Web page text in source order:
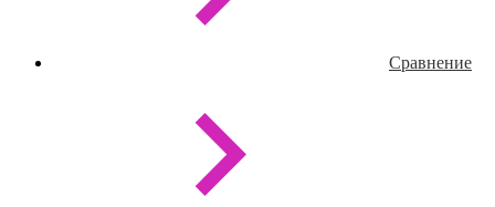
Сравнение